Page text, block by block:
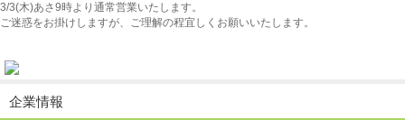
3/3(木)あさ9時より通常営業いたします。
ご迷惑をお掛けしますが、ご理解の程宜しくお願いいたします。
企業情報